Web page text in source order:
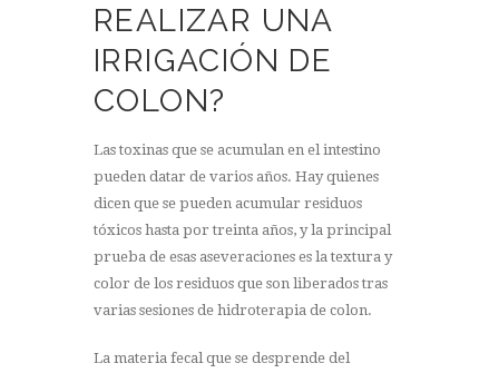
REALIZAR UNA
IRRIGACIÓN DE
COLON?
Las toxinas que se acumulan en el intestino
pueden datar de varios años. Hay quienes
dicen que se pueden acumular residuos
tóxicos hasta por treinta años, y la principal
prueba de esas aseveraciones es la textura y
color de los residuos que son liberados tras
varias sesiones de hidroterapia de colon.
La materia fecal que se desprende del